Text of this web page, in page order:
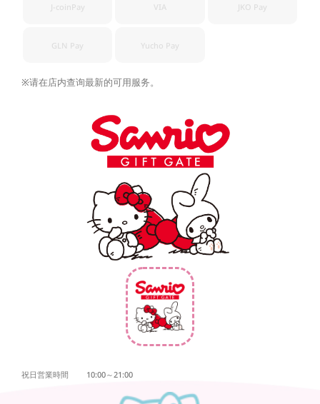
J-coinPay VIA JKO Pay
GLN Pay Yucho Pay
※请在店内查询最新的可用服务。
祝日営業時間 10:00～21:00